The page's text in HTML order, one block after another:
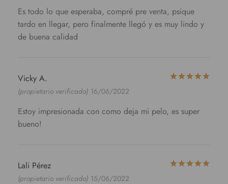
Es todo lo que esperaba, compré pre venta, psique
tardo en llegar, pero finalmente llegó y es muy lindo y
de buena calidad
Vicky A.
(propietario verificado) 16/06/2022
Estoy impresionada con como deja mi pelo, es super
bueno!
Lali Pérez
(propietario verificado) 15/06/2022